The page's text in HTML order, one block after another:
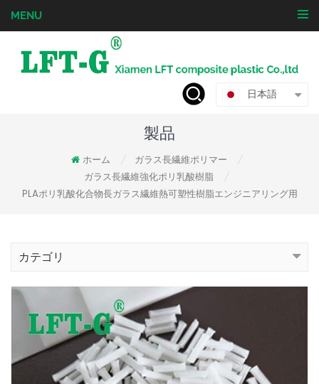
MENU
日本語
製品
ホーム ガラス長繊維ポリマー
ガラス長繊維強化ポリ乳酸樹脂
PLAポリ乳酸化合物長ガラス繊維熱可塑性樹脂エンジニアリング用
カテゴリ